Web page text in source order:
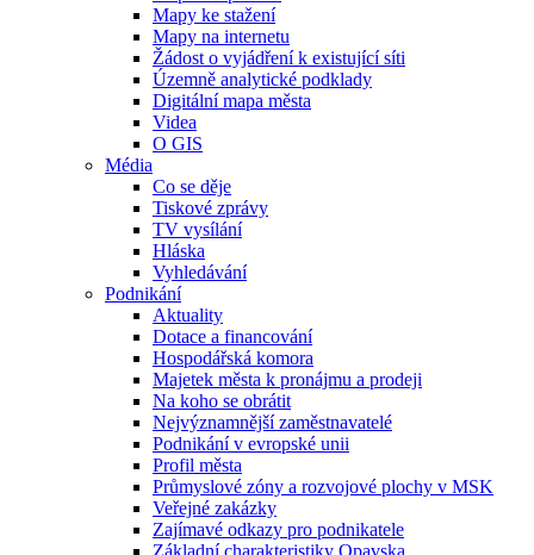
Mapy ke stažení
Mapy na internetu
Žádost o vyjádření k existující síti
Územně analytické podklady
Digitální mapa města
Videa
O GIS
Média
Co se děje
Tiskové zprávy
TV vysílání
Hláska
Vyhledávání
Podnikání
Aktuality
Dotace a financování
Hospodářská komora
Majetek města k pronájmu a prodeji
Na koho se obrátit
Nejvýznamnější zaměstnavatelé
Podnikání v evropské unii
Profil města
Průmyslové zóny a rozvojové plochy v MSK
Veřejné zakázky
Zajímavé odkazy pro podnikatele